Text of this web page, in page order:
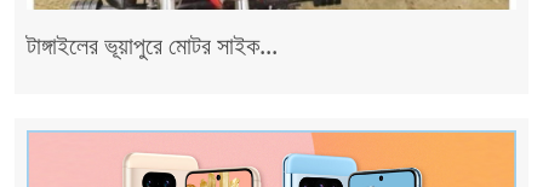
টাঙ্গাইলের ভূয়াপুরে মোটর সাইক...